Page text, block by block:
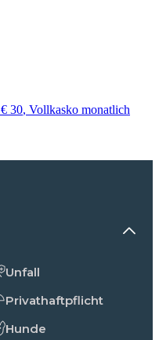
€ 30, Vollkasko monatlich
Unfall
Privathaftpflicht
Hunde